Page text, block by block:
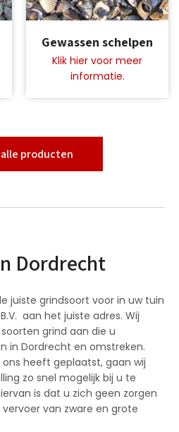
product
heeft
meerdere
kan
gekozen
Gewassen schelpen
producten
Dordrecht
juiste grindsoort voor in uw tuin
aan het juiste adres. Wij
grind aan die u
in Dordrecht en omstreken.
heeft geplaatst, gaan wij
zo snel mogelijk bij u te
is dat u zich geen zorgen
van zware en grote